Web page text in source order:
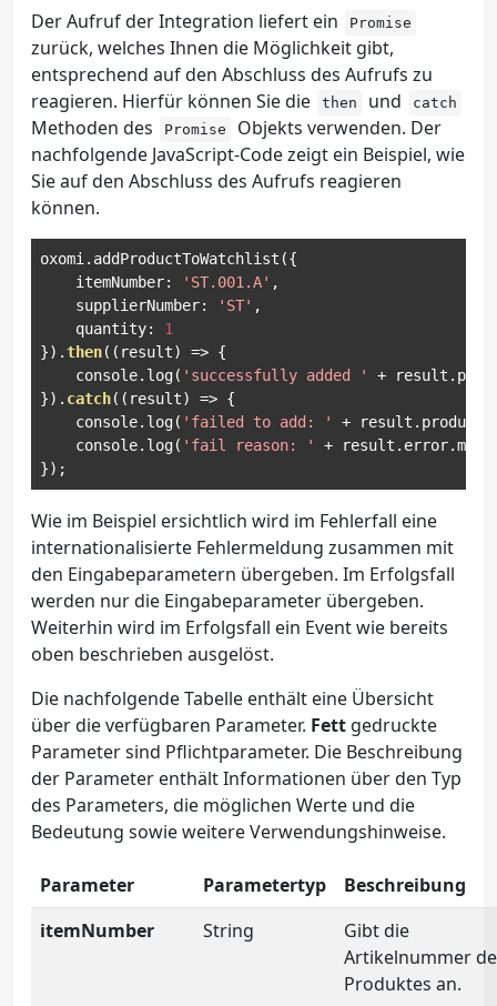
Der Aufruf der Integration liefert ein Promise
zurück, welches Ihnen die Möglichkeit gibt,
entsprechend auf den Abschluss des Aufrufs zu
reagieren. Hierfür können Sie die
then und catch
Methoden des Promise
Objekts verwenden. Der
nachfolgende JavaScript-Code zeigt ein Beispiel, wie
Sie auf den Abschluss des Aufrufs reagieren
können.
oxomi . addProductToWatchlist ({
    itemNumber
: 'ST.001.A' ,
    supplierNumber
: 'ST' ,
    quantity
:
1
}).then(( result) => {
    console
. log( 'successfully added ' + result .
}). catch(( result) => {
    console
. log( 'failed to add: ' + result . product
    console
. log( 'fail reason: ' + result . error.
});
Wie im Beispiel ersichtlich wird im Fehlerfall eine
internationalisierte Fehlermeldung zusammen mit
den Eingabeparametern übergeben. Im Erfolgsfall
werden nur die Eingabeparameter übergeben.
Weiterhin wird im Erfolgsfall ein Event wie bereits
oben beschrieben ausgelöst.
Die nachfolgende Tabelle enthält eine Übersicht
über die verfügbaren Parameter. Fett gedruckte
Parameter sind Pflichtparameter. Die Beschreibung
der Parameter enthält Informationen über den Typ
des Parameters, die möglichen Werte und die
Bedeutung sowie weitere Verwendungshinweise.
Parameter Parametertyp
Beschreibung
itemNumber
String
Gibt die
Artikelnummer
Produktes an.